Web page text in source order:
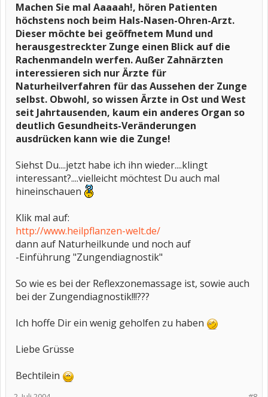
Machen Sie mal Aaaaah!, hören Patienten
höchstens noch beim Hals-Nasen-Ohren-Arzt.
Dieser möchte bei geöffnetem Mund und
herausgestreckter Zunge einen Blick auf die
Rachenmandeln werfen. Außer Zahnärzten
interessieren sich nur Ärzte für
Naturheilverfahren für das Aussehen der Zunge
selbst. Obwohl, so wissen Ärzte in Ost und West
seit Jahrtausenden, kaum ein anderes Organ so
deutlich Gesundheits-Veränderungen
ausdrücken kann wie die Zunge!
Siehst Du....jetzt habe ich ihn wieder....klingt
interessant?....vielleicht möchtest Du auch mal
hineinschauen
Klik mal auf:
http://www.heilpflanzen-welt.de/
dann auf Naturheilkunde und noch auf
-Einführung "Zungendiagnostik"
So wie es bei der Reflexzonemassage ist, sowie auch
bei der Zungendiagnostik!!!???
Ich hoffe Dir ein wenig geholfen zu haben
Liebe Grüsse
Bechtilein